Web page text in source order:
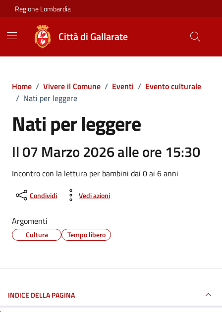
Vai ai contenuti
Vai al footer
Regione Lombardia
Città di Gallarate
Home / Vivere il Comune / Eventi / Evento culturale
/ Nati per leggere
Nati per leggere
Il 07 Marzo 2026 alle ore 15:30
Incontro con la lettura per bambini dai 0 ai 6 anni
Condividi Vedi azioni
Argomenti
Cultura Tempo libero
INDICE DELLA PAGINA